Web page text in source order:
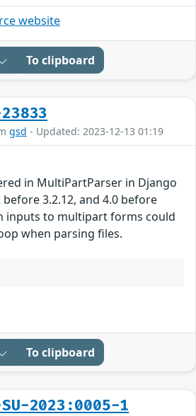
website
To clipboard
gsd - Updated: 2023-12-13 01:19
in MultiPartParser in Django
before 3.2.12, and 4.0 before
inputs to multipart forms could
when parsing files.
To clipboard
SU-2023:0005-1